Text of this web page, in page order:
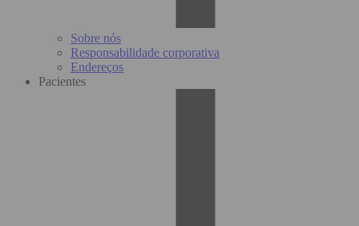
Sobre nós
Responsabilidade corporativa
Endereços
Pacientes